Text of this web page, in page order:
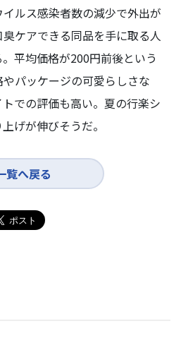
ルス感染者数の減少で外出が
ケアできる同品を手に取る人
平均価格が200円前後という
パッケージの可愛らしさな
での評価も高い。夏の行楽シ
げが伸びそうだ。
覧へ戻る